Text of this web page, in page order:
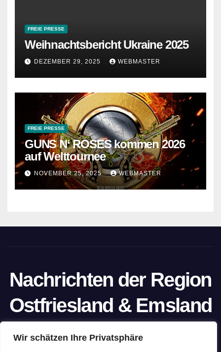
Wir schätzen Ihre Privatsphäre
FREIE PRESSE
Weihnachtsbericht Ukraine 2025
DEZEMBER 29, 2025 WEBMASTER
FREIE PRESSE
GUNS N‘ ROSES kommen 2026
auf Welttournee
NOVEMBER 25, 2025 WEBMASTER
Nachrichten der Region
Ostfriesland & Emsland